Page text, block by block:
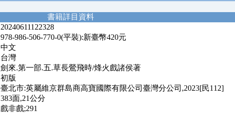
書籍詳目資料
20240611122328
978-986-506-770-0(平裝):新臺幣420元
中文
台灣
劍來.第一部.五.草長鶯飛時/烽火戲諸侯著
初版
臺北市:英屬維京群島商高寶國際有限公司臺灣分公司,2023[民112]
383面,21公分
戲非戲;291